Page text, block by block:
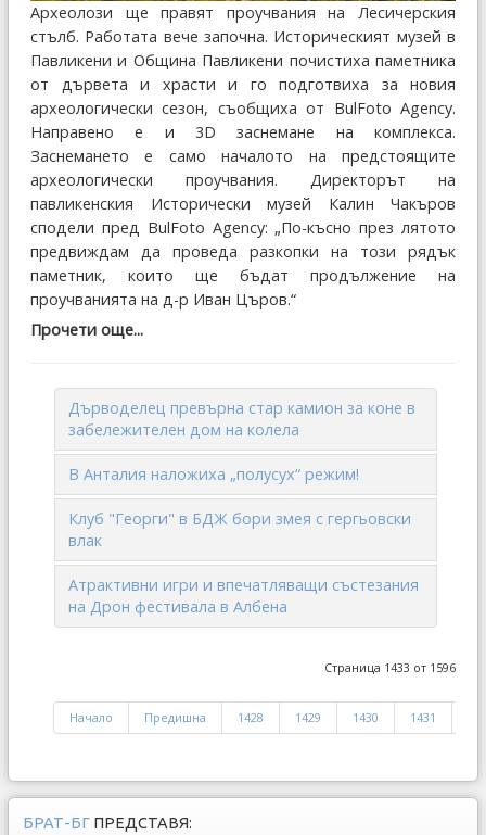
Археолози ще правят проучвания на Лесичерския
стълб. Работата вече започна. Историческият музей в
Павликени и Община Павликени почистиха паметника
от дървета и храсти и го подготвиха за новия
археологически сезон, съобщиха от BulFoto Agency.
Направено е и 3D заснемане на комплекса.
Заснемането е само началото на предстоящите
археологически проучвания. Директорът на
павликенския Исторически музей Калин Чакъров
сподели пред BulFoto Agency: „По-късно през лятото
предвиждам да проведа разкопки на този рядък
паметник, които ще бъдат продължение на
проучванията на д-р Иван Църов.“
Прочети още...
Дърводелец превърна стар камион за коне в
забележителен дом на колела
В Анталия наложиха „полусух“ режим!
Клуб "Георги" в БДЖ бори змея с гергьовски
влак
Атрактивни игри и впечатляващи състезания
на Дрон фестивала в Албена
Страница 1433 от 1596
Начало Предишна 1428 1429 1430 1431
БРАТ-БГ ПРЕДСТАВЯ: